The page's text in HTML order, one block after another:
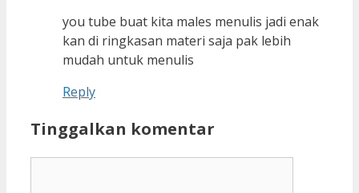
you tube buat kita males menulis jadi enak
kan di ringkasan materi saja pak lebih
mudah untuk menulis
Reply
Tinggalkan komentar